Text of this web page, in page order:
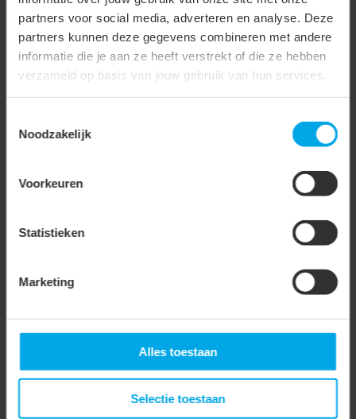
partners voor social media, adverteren en analyse. Deze
partners kunnen deze gegevens combineren met andere
informatie die je aan ze heeft verstrekt of die ze hebben
verzameld op basis van jouw gebruik van hun services.
Noodzakelijk
Voorkeuren
Statistieken
Marketing
Alles toestaan
Selectie toestaan
436316
Mepac universele plug
14mm grijs 100 stuks |
436316
Waarom pluggen onmisbaar zijn